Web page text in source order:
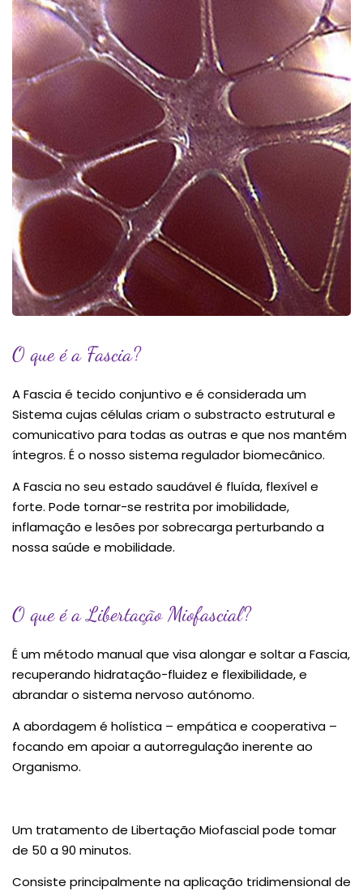
O que é a Fascia?
A Fascia é tecido conjuntivo e é considerada um
Sistema cujas células criam o substracto estrutural e
comunicativo para todas as outras e que nos mantém
íntegros. É o nosso sistema regulador biomecânico.
A Fascia no seu estado saudável é fluída, flexível e
forte. Pode tornar-se restrita porimobilidade,
inflamação e lesões por sobrecarga perturbando a
nossa saúde e mobilidade.
O que é a Libertação Miofascial?
É um método manual que visa alongar e soltar a Fascia,
recuperando hidratação-fluidez e flexibilidade, e
abrandar o sistema nervoso autónomo.
A abordagem é holística – empática e cooperativa –
focando em apoiar a autorregulação inerente ao
Organismo.
Um tratamento de Libertação Miofascial pode tomar
de 50 a 90 minutos.
Consiste principalmente na aplicação tridimensional de